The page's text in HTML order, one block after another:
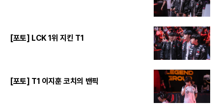
[포토] LCK 1위 지킨 T1
[포토] T1 이지훈 코치의 밴픽